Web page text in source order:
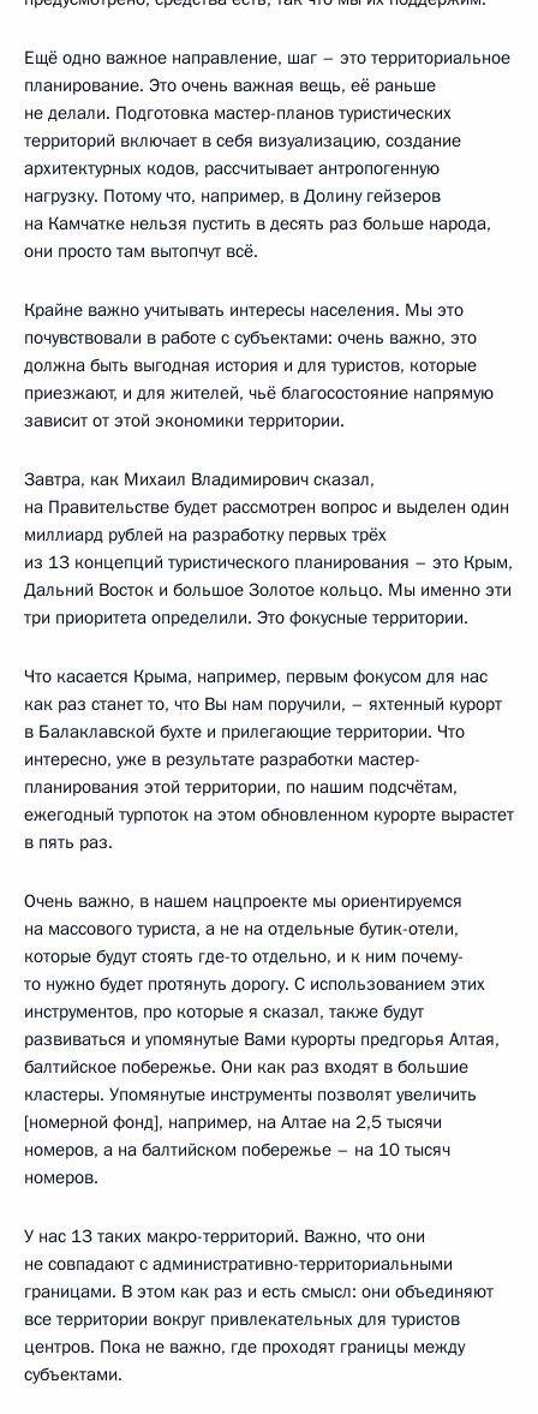
Ещё одно важное направление, шаг – это территориальное
планирование. Это очень важная вещь, её раньше
не делали. Подготовка мастер-планов туристических
территорий включает в себя визуализацию, создание
архитектурных кодов, рассчитывает антропогенную
нагрузку. Потому что, например, в Долину гейзеров
на Камчатке нельзя пустить в десять раз больше народа,
они просто там вытопчут всё.
Крайне важно учитывать интересы населения. Мы это
почувствовали в работе с субъектами: очень важно, это
должна быть выгодная история и для туристов, которые
приезжают, и для жителей, чьё благосостояние напрямую
зависит от этой экономики территории.
Завтра, как Михаил Владимирович сказал,
на Правительстве будет рассмотрен вопрос и выделен один
миллиард рублей на разработку первых трёх
из 13 концепций туристического планирования – это Крым,
Дальний Восток и большое Золотое кольцо. Мы именно эти
три приоритета определили. Это фокусные территории.
Что касается Крыма, например, первым фокусом для нас
как раз станет то, что Вы нам поручили, – яхтенный курорт
в Балаклавской бухте и прилегающие территории. Что
интересно, уже в результате разработки мастер-
планирования этой территории, по нашим подсчётам,
ежегодный турпоток на этом обновленном курорте вырастет
в пять раз.
Очень важно, в нашем нацпроекте мы ориентируемся
на массового туриста, а не на отдельные бутик-отели,
которые будут стоять где-то отдельно, и к ним почему-
то нужно будет протянуть дорогу. С использованием этих
инструментов, про которые я сказал, также будут
развиваться и упомянутые Вами курорты предгорья Алтая,
балтийское побережье. Они как раз входят в большие
кластеры. Упомянутые инструменты позволят увеличить
[номерной фонд], например, на Алтае на 2,5 тысячи
номеров, а на балтийском побережье – на 10 тысяч
номеров.
У нас 13 таких макро-территорий. Важно, что они
не совпадают с административно-территориальными
границами. В этом как раз и есть смысл: они объединяют
все территории вокруг привлекательных для туристов
центров. Пока не важно, где проходят границы между
субъектами.